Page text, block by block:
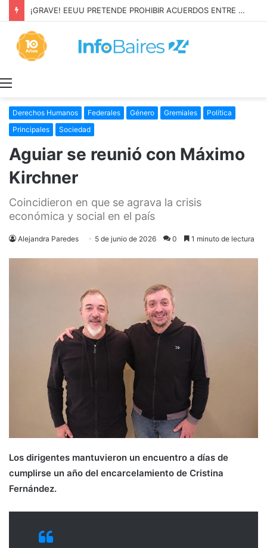
¡GRAVE! EEUU PRETENDE PROHIBIR ACUERDOS ENTRE CHINA Y UNA COOPERATIVA EN NEUQUÉN
Derechos Humanos Federales Género Gremiales
Política
Principales
Sociedad
Aguiar se reunió con Máximo
Kirchner
Coincidieron en que se agrava la crisis
económica y social en el país
Alejandra Paredes 5 de junio de 2026 0 1 minuto de lectura
Los dirigentes mantuvieron un encuentro a días de
cumplirse un año del encarcelamiento de Cristina
Fernández.